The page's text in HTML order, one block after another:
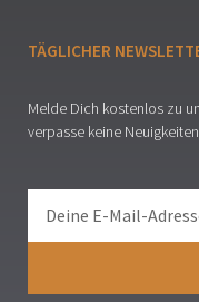
TÄGLICHER
Melde Dich kostenlos zu
verpasse keine